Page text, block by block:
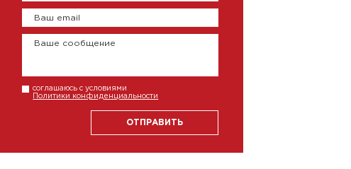
Ваш email
Ваше сообщение
соглашаюсь с условиями
Политики конфиденциальности
ОТПРАВИТЬ